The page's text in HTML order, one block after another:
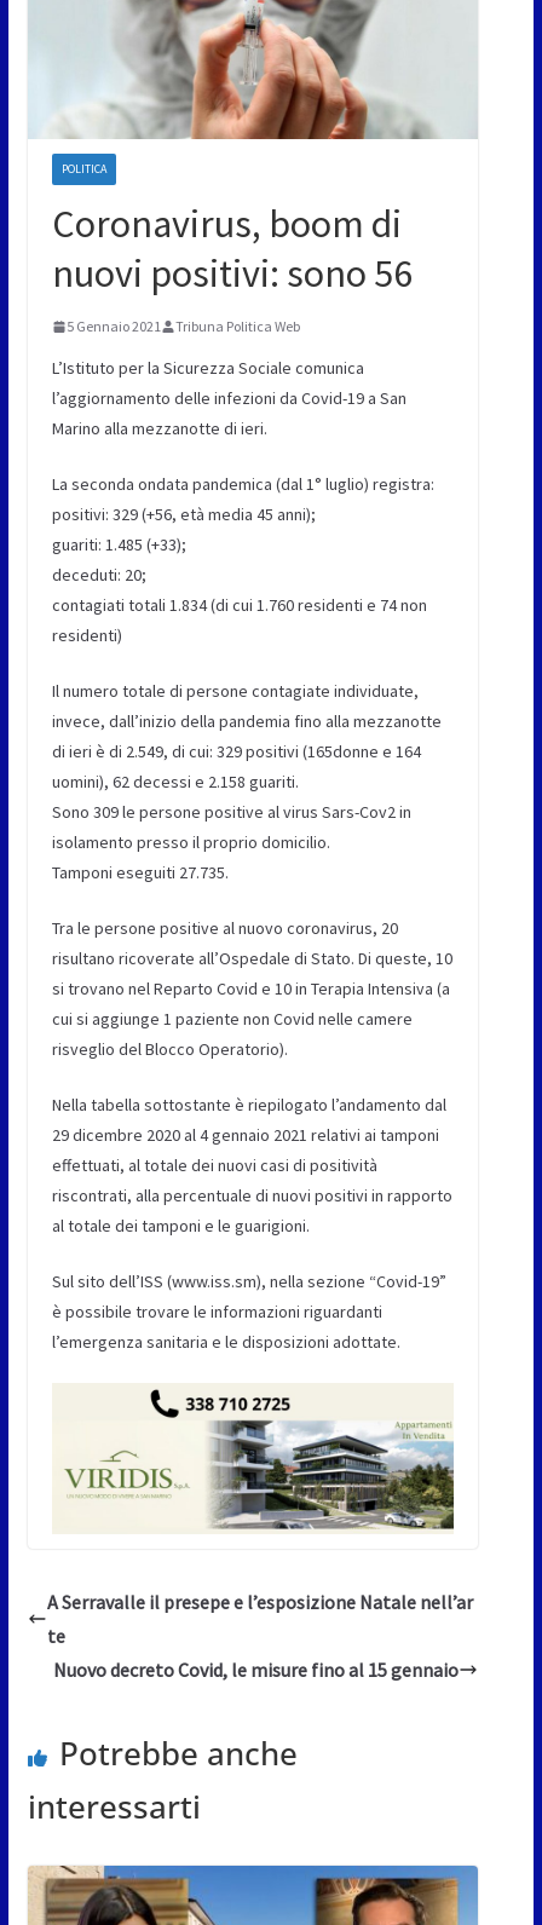
POLITICA
Coronavirus, boom di
nuovi positivi: sono 56
5 Gennaio 2021 Tribuna Politica Web
L’Istituto per la Sicurezza Sociale comunica
l’aggiornamento delle infezioni da Covid-19 a San
Marino alla mezzanotte di ieri.
La seconda ondata pandemica (dal 1° luglio) registra:
positivi: 329 (+56, età media 45 anni);
guariti: 1.485 (+33);
deceduti: 20;
contagiati totali 1.834 (di cui 1.760 residenti e 74 non
residenti)
Il numero totale di persone contagiate individuate,
invece, dall’inizio della pandemia fino alla mezzanotte
di ieri è di 2.549, di cui: 329 positivi (165donne e 164
uomini), 62 decessi e 2.158 guariti.
Sono 309 le persone positive al virus Sars-Cov2 in
isolamento presso il proprio domicilio.
Tamponi eseguiti 27.735.
Tra le persone positive al nuovo coronavirus, 20
risultano ricoverate all’Ospedale di Stato. Di queste, 10
si trovano nel Reparto Covid e 10 in Terapia Intensiva (a
cui si aggiunge 1 paziente non Covid nelle camere
risveglio del Blocco Operatorio).
Nella tabella sottostante è riepilogato l’andamento dal
29 dicembre 2020 al 4 gennaio 2021 relativi ai tamponi
effettuati, al totale dei nuovi casi di positività
riscontrati, alla percentuale di nuovi positivi in rapporto
al totale dei tamponi e le guarigioni.
Sul sito dell’ISS (www.iss.sm), nella sezione “Covid-19”
è possibile trovare le informazioni riguardanti
l’emergenza sanitaria e le disposizioni adottate.
A Serravalle il presepe e l’esposizione Natale nell’ar
te
Nuovo decreto Covid, le misure fino al 15 gennaio
Potrebbe anche
interessarti